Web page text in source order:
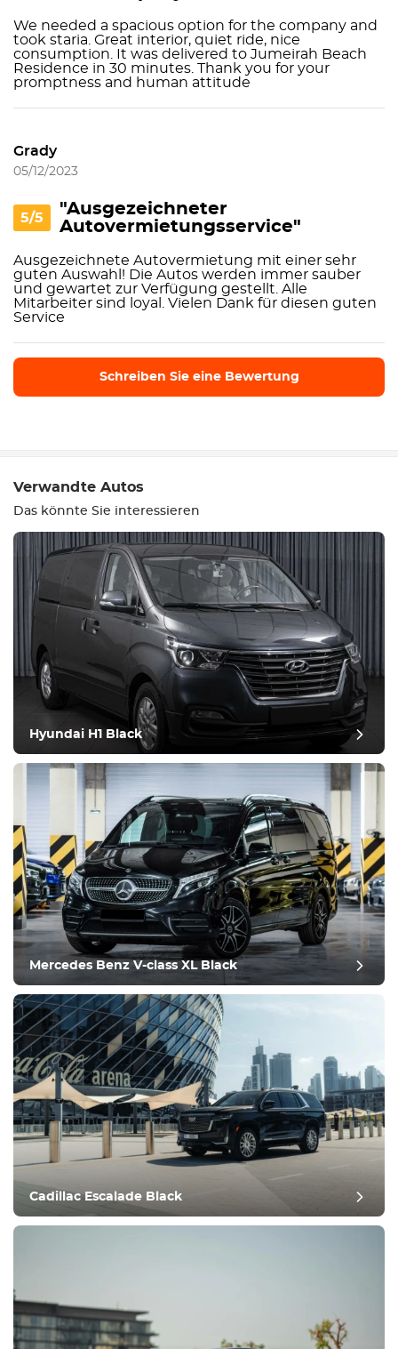
We needed a spacious option for the company and
took staria. Great interior, quiet ride, nice
consumption. It was delivered to Jumeirah Beach
Residence in 30 minutes. Thank you for your
promptness and human attitude
Grady
05/12/2023
5/5
"Ausgezeichneter
Autovermietungsservice"
Ausgezeichnete Autovermietung mit einer sehr
guten Auswahl! Die Autos werden immer sauber
und gewartet zur Verfügung gestellt. Alle
Mitarbeiter sind loyal. Vielen Dank für diesen guten
Service
Schreiben Sie eine Bewertung
Ausrüstung
Bequem
Klimatisierung
Laufwerk
Nachbericht
Verwandte Autos
Das könnte Sie interessieren
Hyundai H1 Black
Mercedes Benz V-class XL Black
Cadillac Escalade Black